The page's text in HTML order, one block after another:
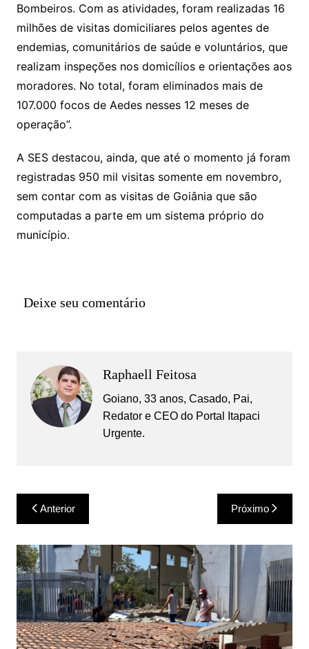
Bombeiros. Com as atividades, foram realizadas 16
milhões de visitas domiciliares pelos agentes de
endemias, comunitários de saúde e voluntários, que
realizam inspeções nos domicílios e orientações aos
moradores. No total, foram eliminados mais de
107.000 focos de Aedes nesses 12 meses de
operação”.
A SES destacou, ainda, que até o momento já foram
registradas 950 mil visitas somente em novembro,
sem contar com as visitas de Goiânia que são
computadas a parte em um sistema próprio do
município.
Deixe seu comentário
Raphaell Feitosa
Goiano, 33 anos, Casado, Pai,
Redator e CEO do Portal Itapaci
Urgente.
Navegação
de
Post
Anterior Próximo